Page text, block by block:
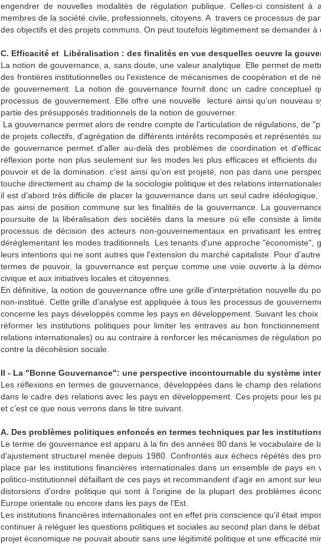
engendrer de nouvelles modalités de régulation publique. Celles-ci consistent à
membres de la société civile, professionnels, citoyens. A travers ce processus de
des objectifs et des projets communs. On peut toutefois légitimement se demander
C. Efficacité et Libéralisation : des finalités en vue desquelles oeuvre la
La notion de gouvernance, a, sans doute, une valeur analytique. Elle permet de
des frontières institutionnelles ou l'existence de mécanismes de coopération et de
de gouvernement. La notion de gouvernance fournit donc un cadre conceptuel
processus de gouvernement. Elle offre une nouvelle lecture ainsi qu’un nouveau
partie des présupposés traditionnels de la notion de gouverner.
La gouvernance permet alors de rendre compte de l'articulation de régulations, de
de projets collectifs, d'agrégation de différents intérêts recomposés et représentés
de gouvernance permet d'aller au-delà des problèmes de coordination et
réflexion porte non plus seulement sur les modes les plus efficaces et efficients
pouvoir et de la domination. c’est ainsi qu’on est projeté, non pas dans une
touche directement au champ de la sociologie politique et des relations
il est d’abord très difficile de placer la gouvernance dans un seul cadre
pas ainsi de position commune sur les finalités de la gouvernance. La
poursuite de la libéralisation des sociétés dans la mesure où elle consiste à
processus de décision des acteurs non-gouvernementaux en privatisant les
déréglementant les modes traditionnels. Les tenants d'une approche "économiste",
leurs intentions qui ne sont autres que l'extension du marché capitaliste. Pour
termes de pouvoir, la gouvernance est perçue comme une voie ouverte à la
civique et aux initiatives locales et citoyennes.
En définitive, la notion de gouvernance offre une grille d'interprétation nouvelle du
non-institué. Cette grille d'analyse est appliquée à tous les processus de
concerne les pays développés comme les pays en développement. Suivant les
réformer les institutions politiques pour limiter les entraves au bon
relations internationales) ou au contraire à renforcer les mécanismes de régulation
contre la décohésion sociale.
II - La "Bonne Gouvernance": une perspective incontournable du système
Les réflexions en termes de gouvernance, développées dans le champ des
dans le cadre des relations avec les pays en développement. Ces projets pour les
et c’est ce que nous verrons dans le titre suivant.
A. Des problèmes politiques enfoncés en termes techniques par les
Le terme de gouvernance est apparu à la fin des années 80 dans le vocabulaire de
d'ajustement structurel menée depuis 1980. Confrontés aux échecs répétés des
place par les institutions financières internationales dans un ensemble de pays
politico-institutionnel défaillant de ces pays et recommandent d'agir en amont sur
distorsions d'ordre politique qui sont à l'origine de la plupart des problèmes
Europe orientale ou encore dans les pays de l'Est.
Les institutions financières internationales ont en effet pris conscience qu'il était
continuer à reléguer les questions politiques et sociales au second plan dans le
projet économique ne pouvait aboutir sans une légitimité politique et une efficacité